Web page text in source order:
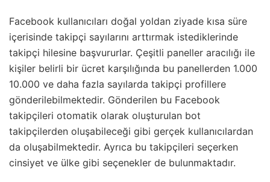
Facebook kullanıcıları doğal yoldan ziyade kısa süre
içerisinde takipçi sayılarını arttırmak istediklerinde
takipçi hilesine başvururlar. Çeşitli paneller aracılığı ile
kişiler belirli bir ücret karşılığında bu panellerden 1.000
10.000 ve daha fazla sayılarda takipçi profillere
gönderilebilmektedir. Gönderilen bu Facebook
takipçileri otomatik olarak oluşturulan bot
takipçilerden oluşabileceği gibi gerçek kullanıcılardan
da oluşabilmektedir. Ayrıca bu takipçileri seçerken
cinsiyet ve ülke gibi seçenekler de bulunmaktadır.